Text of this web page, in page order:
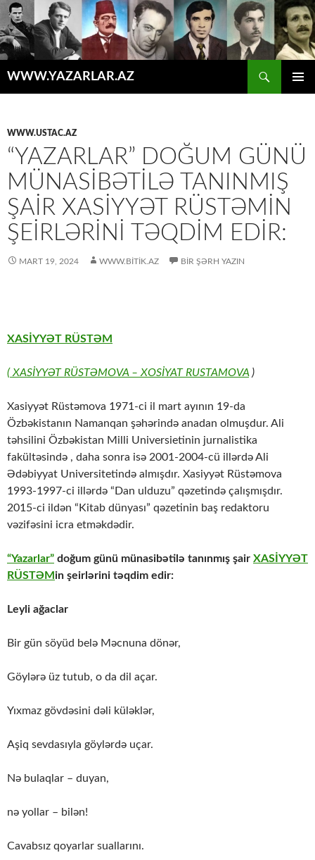
WWW.YAZARLAR.AZ
WWW.USTAC.AZ
“YAZARLAR” DOĞUM GÜNÜ
MÜNASIBƏTILƏ TANINMIŞ
ŞAIR XASİYYƏT RÜSTƏMIN
ŞEIRLƏRINI TƏQDIM EDIR:
MART 19, 2024 WWW.BITIK.AZ BIR ŞƏRH YAZIN
XASİYYƏT RÜSTƏM
( XASİYYƏT RÜSTƏMOVA– XOSİYAT RUSTAMOVA)
Xasiyyət Rüstəmova 1971-ci il mart ayının 19-da
Özbəkistanın Namanqan şəhərində anadan olmuşdur. Ali
təhsilini Özbəkistan Milli Universietinin jurnalistika
fakültəsində , daha sonra isə 2001-2004-cü illərdə Ali
Ədəbiyyat Universitetində almışdır. Xasiyyət Rüstəmova
1993-1997-ci illərdə “Dan ulduzu” qəzetində çalışmışdır.
2015-ci ildən “Kitab dünyası” qəzetinin baş redaktoru
vəzifəsini icra etməkdədir.
“Yazarlar” doğum günü münasibətilə tanınmış şair XASİYYƏT
RÜSTƏMin şeirlərini təqdim edir:
Leyli ağaclar
Bir gün söyüd belə Məcnuna dönər,
Göylərə üz tutub, o da dil açar.
Yıxmaz gövdəsini dəli küləklər,
Aşiq sevdasıyla göylərdə uçar.
Nə bulaqlar – duyan,
nə yollar – bilən!
Cavabsız qoyarlar suallarını.